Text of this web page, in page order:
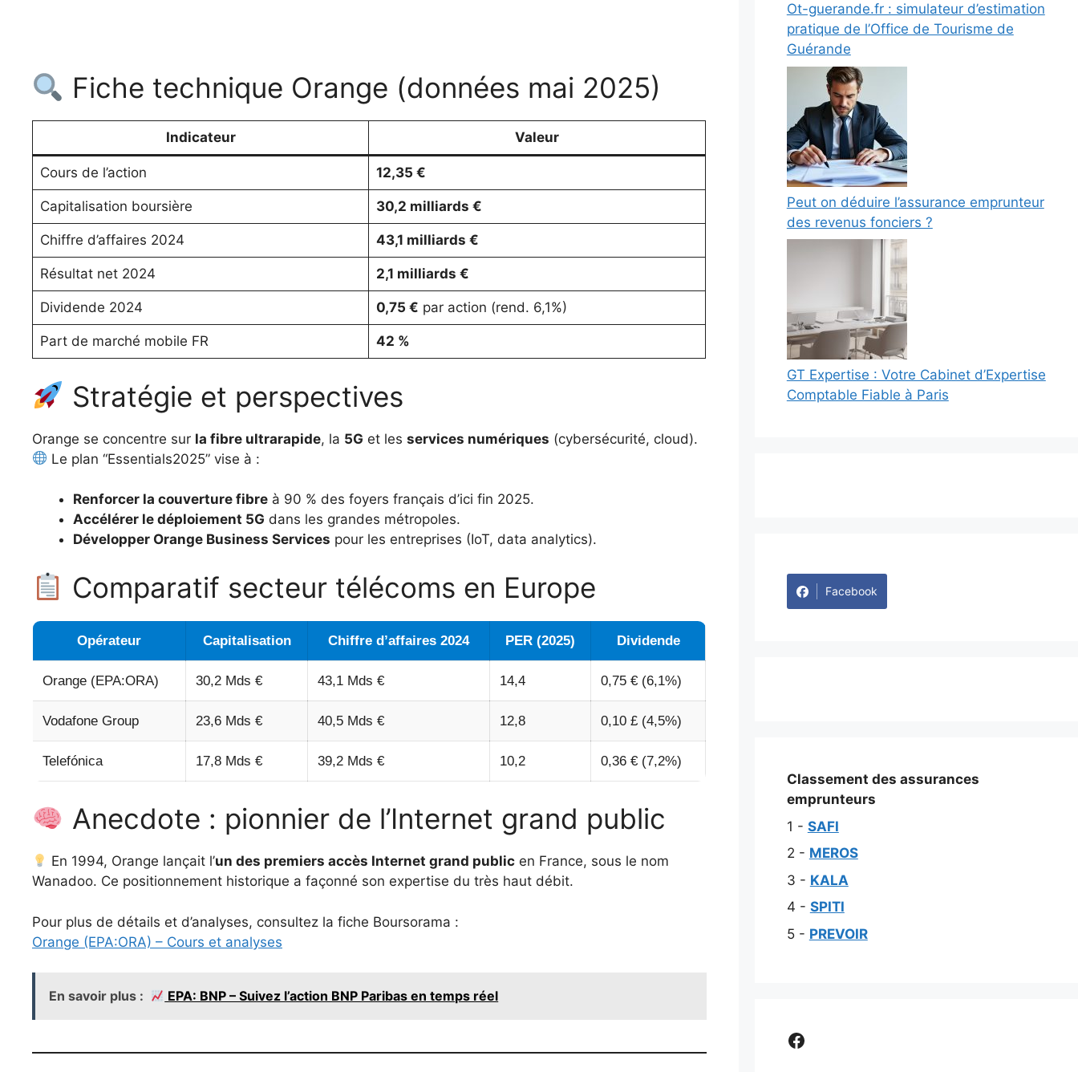
Fiche technique Orange (données mai 2025)
Indicateur Valeur
Cours de l’action 12,35 €
Capitalisation boursière 30,2 milliards €
Chiffre d’affaires 2024 43,1 milliards €
Résultat net 2024 2,1 milliards €
Dividende 2024 0,75 € par action (rend. 6,1%)
Part de marché mobile FR 42 %
Stratégie et perspectives
Orange se concentre sur la fibre ultrarapide, la 5G et les services numériques (cybersécurité, cloud).
Le plan “Essentials2025” vise à :
Renforcer la couverture fibre à 90 % des foyers français d’ici fin 2025.
Accélérer le déploiement 5G dans les grandes métropoles.
Développer Orange Business Services pour les entreprises (IoT, data analytics).
Comparatif secteur télécoms en Europe
Opérateur Capitalisation Chiffre d’affaires 2024 PER (2025) Dividende
Orange (EPA:ORA) 30,2 Mds € 43,1 Mds € 14,4 0,75 € (6,1%)
Vodafone Group 23,6 Mds € 40,5 Mds € 12,8 0,10 £ (4,5%)
Telefónica 17,8 Mds € 39,2 Mds € 10,2 0,36 € (7,2%)
Anecdote : pionnier de l’Internet grand public
En 1994, Orange lançait l’un des premiers accès Internet grand public en France, sous le nom
Wanadoo. Ce positionnement historique a façonné son expertise du très haut débit.
Pour plus de détails et d’analyses, consultez la fiche Boursorama :
Orange (EPA:ORA) – Cours et analyses
En savoir plus : EPA: BNP – Suivez l’action BNP Paribas en temps réel
Ot-guerande.fr : simulateur d’estimation
pratique de l’Office de Tourisme de
Guérande
Peut on déduire l’assurance emprunteur
des revenus fonciers ?
GT Expertise : Votre Cabinet d’Expertise
Comptable Fiable à Paris
Facebook
Classement des assurances
emprunteurs
1 - SAFI
2 - MEROS
3 - KALA
4 - SPITI
5 - PREVOIR
Comparer assurance